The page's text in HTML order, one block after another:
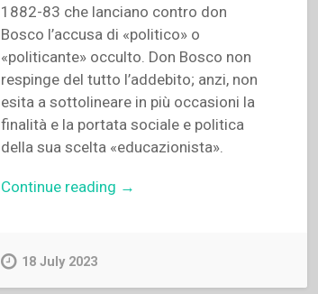
1882-83 che lanciano contro don
Bosco l’accusa di «politico» o
«politicante» occulto. Don Bosco non
respinge del tutto l’addebito; anzi, non
esita a sottolineare in più occasioni la
finalità e la portata sociale e politica
della sua scelta «educazionista».
Continue reading “Pietro
→
18 July 2023